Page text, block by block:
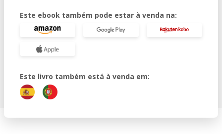
Este ebook também pode estar à venda na:
Este livro também está à venda em: